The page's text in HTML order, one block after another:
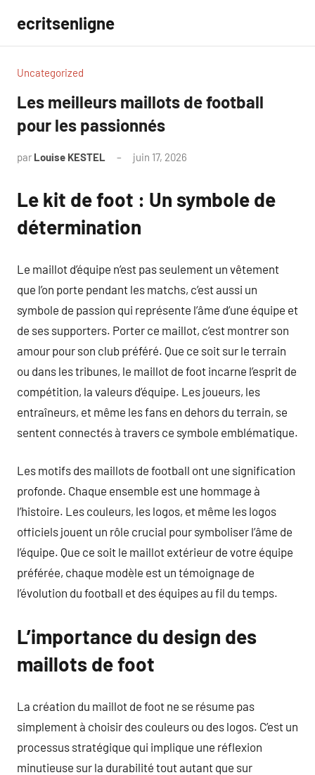
contenu
ecritsenligne
Uncategorized
Les meilleurs maillots de football
pour les passionnés
par Louise KESTEL juin 17, 2026
Le kit de foot : Un symbole de
détermination
Le maillot d’équipe n’est pas seulement un vêtement
que l’on porte pendant les matchs, c’est aussi un
symbole de passion qui représente l’âme d’une équipe et
de ses supporters. Porter ce maillot, c’est montrer son
amour pour son club préféré. Que ce soit sur le terrain
ou dans les tribunes, le maillot de foot incarne l’esprit de
compétition, la valeurs d’équipe. Les joueurs, les
entraîneurs, et même les fans en dehors du terrain, se
sentent connectés à travers ce symbole emblématique.
Les motifs des maillots de football ont une signification
profonde. Chaque ensemble est une hommage à
l’histoire. Les couleurs, les logos, et même les logos
officiels jouent un rôle crucial pour symboliser l’âme de
l’équipe. Que ce soit le maillot extérieur de votre équipe
préférée, chaque modèle est un témoignage de
l’évolution du football et des équipes au fil du temps.
L’importance du design des
maillots de foot
La création du maillot de foot ne se résume pas
simplement à choisir des couleurs ou des logos. C’est un
processus stratégique qui implique une réflexion
minutieuse sur la durabilité tout autant que sur